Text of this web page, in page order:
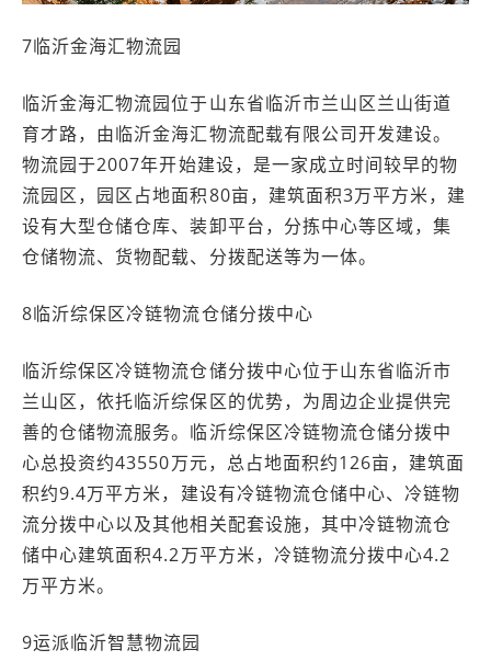
7临沂金海汇物流园
临沂金海汇物流园位于山东省临沂市兰山区兰山街道
育才路，由临沂金海汇物流配载有限公司开发建设。
物流园于2007年开始建设，是一家成立时间较早的物
流园区，园区占地面积80亩，建筑面积3万平方米，建
设有大型仓储仓库、装卸平台，分拣中心等区域，集
仓储物流、货物配载、分拨配送等为一体。
8临沂综保区冷链物流仓储分拨中心
临沂综保区冷链物流仓储分拨中心位于山东省临沂市
兰山区，依托临沂综保区的优势，为周边企业提供完
善的仓储物流服务。临沂综保区冷链物流仓储分拨中
心总投资约43550万元，总占地面积约126亩，建筑面
积约9.4万平方米，建设有冷链物流仓储中心、冷链物
流分拨中心以及其他相关配套设施，其中冷链物流仓
储中心建筑面积4.2万平方米，冷链物流分拨中心4.2
万平方米。
9运派临沂智慧物流园